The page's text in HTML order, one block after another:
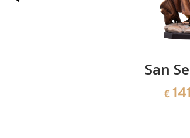
San
€ 141